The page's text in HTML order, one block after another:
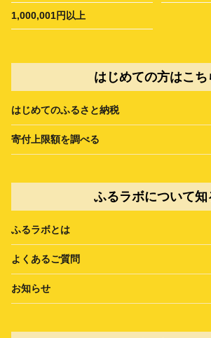
1,000,001円以上
はじめての方はこち
はじめてのふるさと納税
寄付上限額を調べる
ふるラボについて知
ふるラボとは
よくあるご質問
お知らせ